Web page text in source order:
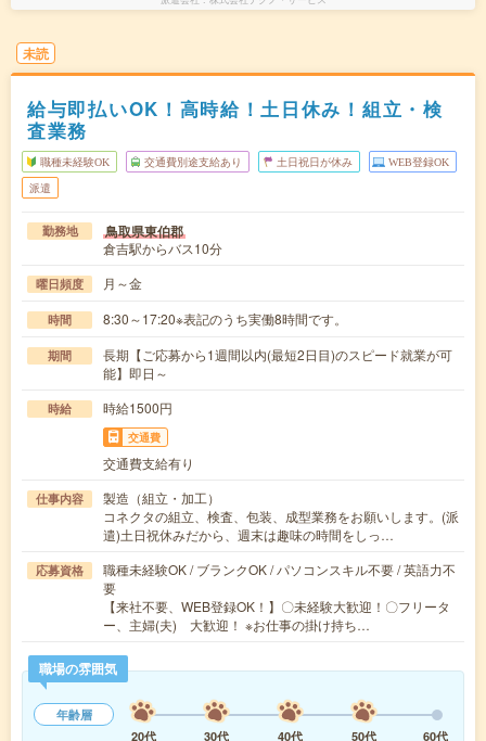
未読
給与即払いOK！高時給！土日休み！組立・検
査業務
職種未経験OK 交通費別途支給あり 土日祝日が休み WEB登録OK
派遣
勤務地 鳥取県東伯郡
倉吉駅からバス10分
曜日頻度 月～金
時間 8:30～17:20※表記のうち実働8時間です。
期間
長期【ご応募から1週間以内(最短2日目)のスピード就業が可
能】即日～
時給 時給1500円
交通費
交通費支給有り
仕事内容
製造（組立・加工）
コネクタの組立、検査、包装、成型業務をお願いします。(派
遣)土日祝休みだから、週末は趣味の時間をしっ…
応募資格
職種未経験OK / ブランクOK / パソコンスキル不要 / 英語力不
要
【来社不要、WEB登録OK！】〇未経験大歓迎！〇フリータ
ー、主婦(夫) 大歓迎！ ※お仕事の掛け持ち…
職場の雰囲気
年齢層
20代
30代 40代 50代 60代